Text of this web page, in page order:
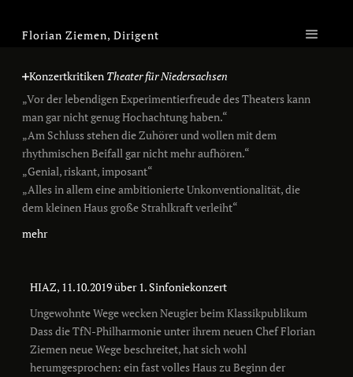
Florian Ziemen, Dirigent
Konzertkritiken Theater für Niedersachsen
„Vor der lebendigen Experimentierfreude des Theaters kann
man gar nicht genug Hochachtung haben.“
„Am Schluss stehen die Zuhörer und wollen mit dem
rhythmischen Beifall gar nicht mehr aufhören.“
„Genial, riskant, imposant“
„Alles in allem eine ambitionierte Unkonventionalität, die
dem kleinen Haus große Strahlkraft verleiht“
mehr
HIAZ, 11.10.2019 über 1. Sinfoniekonzert
Ungewohnte Wege wecken Neugier beim Klassikpublikum
Dass die TfN-Philharmonie unter ihrem neuen Chef Florian
Ziemen neue Wege beschreitet, hat sich wohl
herumgesprochen: ein fast volles Haus zu Beginn der